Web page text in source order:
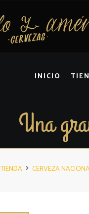
INICIO
Una
TIENDA CERVEZA